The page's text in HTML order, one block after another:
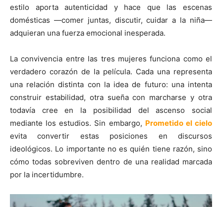
estilo aporta autenticidad y hace que las escenas
domésticas —comer juntas, discutir, cuidar a la niña—
adquieran una fuerza emocional inesperada.
La convivencia entre las tres mujeres funciona como el
verdadero corazón de la película. Cada una representa
una relación distinta con la idea de futuro: una intenta
construir estabilidad, otra sueña con marcharse y otra
todavía cree en la posibilidad del ascenso social
mediante los estudios. Sin embargo, Prometido el cielo
evita convertir estas posiciones en discursos
ideológicos. Lo importante no es quién tiene razón, sino
cómo todas sobreviven dentro de una realidad marcada
por la incertidumbre.